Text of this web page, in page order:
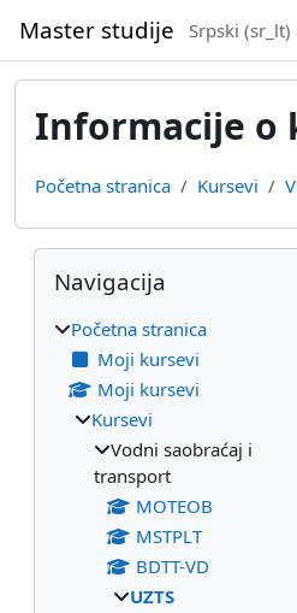
Master studije Srpski ‎(sr_lt)‎
Informacije o
Početna stranica Kursevi
Blokovi
Preskoči Navigacija
Navigacija
Početna stranica
Moji kursevi
Moji kursevi
Kursevi
Vodni saobraćaj i
transport
MOTEOB
MSTPLT
BDTT-VD
UZTS